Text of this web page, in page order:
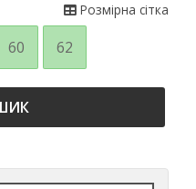
Розмірна сітка
60 62